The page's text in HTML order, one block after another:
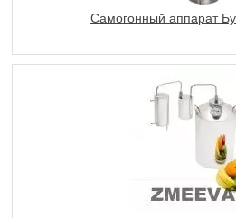
Самогонный аппарат